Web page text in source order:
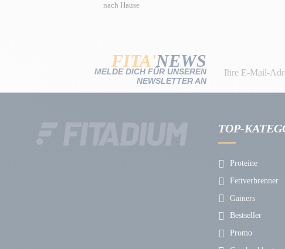
nach Hause
FITA'NEWS
MELDE DICH FÜR UNSEREN
NEWSLETTER AN
TOP-
Proteine
Fettverbrenner
Gainers
Bestseller
Promo